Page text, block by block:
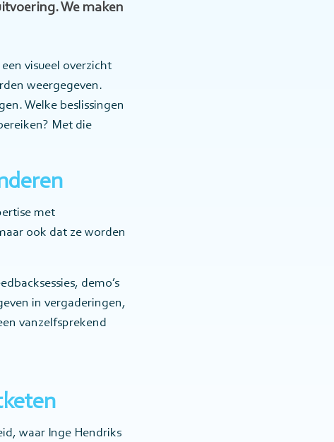
We maken
visueel overzicht
weergegeven.
Welke beslissingen
Met die
met
ook dat ze worden
demo’s
in vergaderingen,
vanzelfsprekend
waar Inge Hendriks